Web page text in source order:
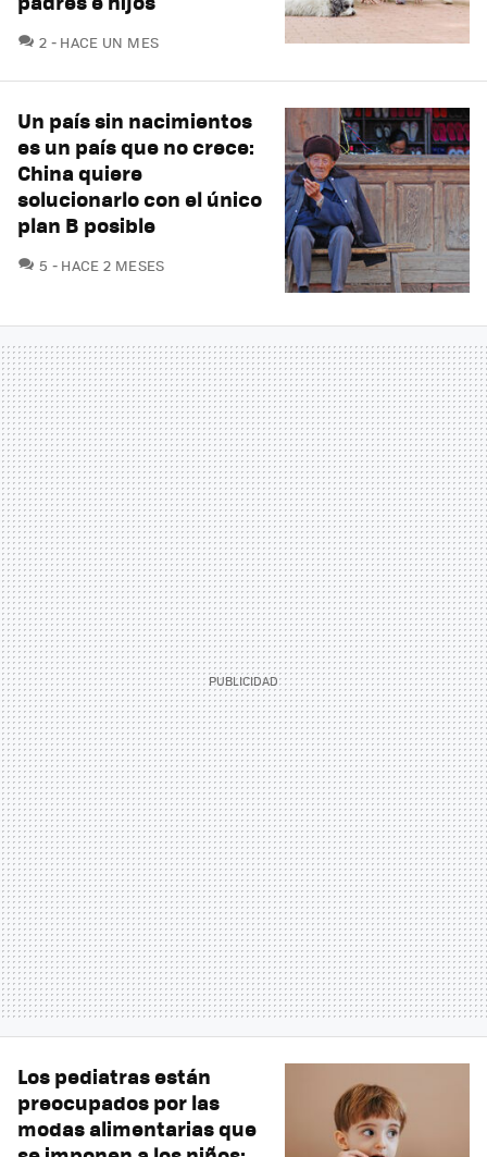
2 COMENTARIOS
HACE UN MES
Un país sin nacimientos
es un país que no crece:
China quiere
solucionarlo con el único
plan B posible
5 COMENTARIOS
HACE 2 MESES
Los pediatras están
preocupados por las
modas alimentarias que